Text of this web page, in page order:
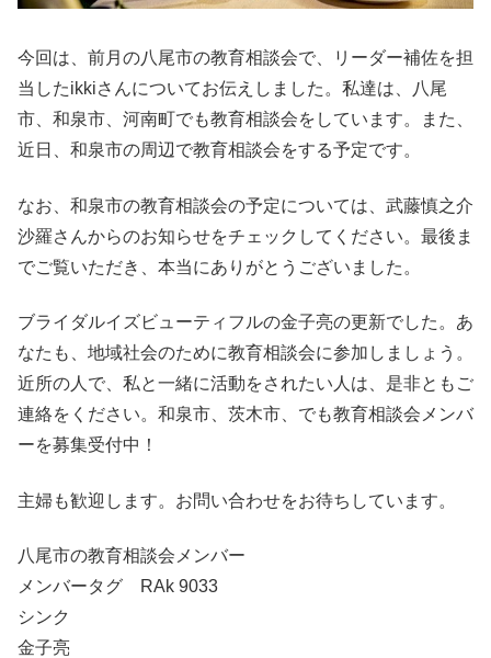
今回は、前月の八尾市の教育相談会で、リーダー補佐を担
当したikkiさんについてお伝えしました。私達は、八尾
市、和泉市、河南町でも教育相談会をしています。また、
近日、和泉市の周辺で教育相談会をする予定です。
なお、和泉市の教育相談会の予定については、武藤慎之介
沙羅さんからのお知らせをチェックしてください。最後ま
でご覧いただき、本当にありがとうございました。
ブライダルイズビューティフルの金子亮の更新でした。あ
なたも、地域社会のために教育相談会に参加しましょう。
近所の人で、私と一緒に活動をされたい人は、是非ともご
連絡をください。和泉市、茨木市、でも教育相談会メンバ
ーを募集受付中！
主婦も歓迎します。お問い合わせをお待ちしています。
八尾市の教育相談会メンバー
メンバータグ RAk 9033
シンク
金子亮